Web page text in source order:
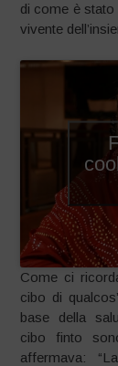
di come è
vivente
Come ci
cibo di
base della
cibo finto
affermava: